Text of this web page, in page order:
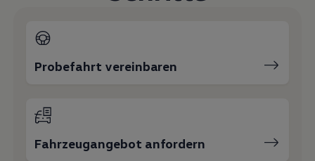
Probefahrt vereinbaren
Fahrzeugangebot anfordern